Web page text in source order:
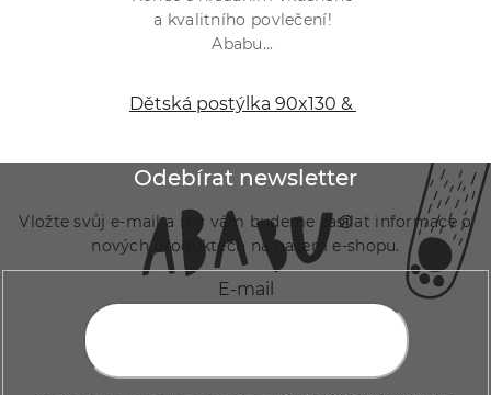
a kvalitního povlečení!
Ababu...
Dětská postýlka 90x130 & 40x60 cm
Odebírat newsletter
Vložte svůj e-mail a my vám budeme zasílat informace o
nových produktech na našem e-shopu.
E-mail